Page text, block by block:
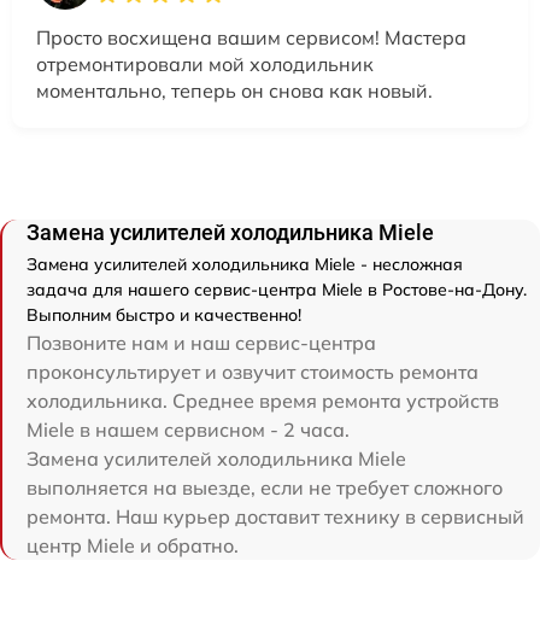
Просто восхищена вашим сервисом! Мастера
отремонтировали мой холодильник
моментально, теперь он снова как новый.
Замена усилителей холодильника Miele
Замена усилителей холодильника Miele - несложная
задача для нашего сервис-центра Miele в Ростове-на-Дону.
Выполним быстро и качественно!
Позвоните нам и наш сервис-центра
проконсультирует и озвучит стоимость ремонта
холодильника. Среднее время ремонта устройств
Miele в нашем сервисном - 2 часа.
Замена усилителей холодильника Miele
выполняется на выезде, если не требует сложного
ремонта. Наш курьер доставит технику в сервисный
центр Miele и обратно.